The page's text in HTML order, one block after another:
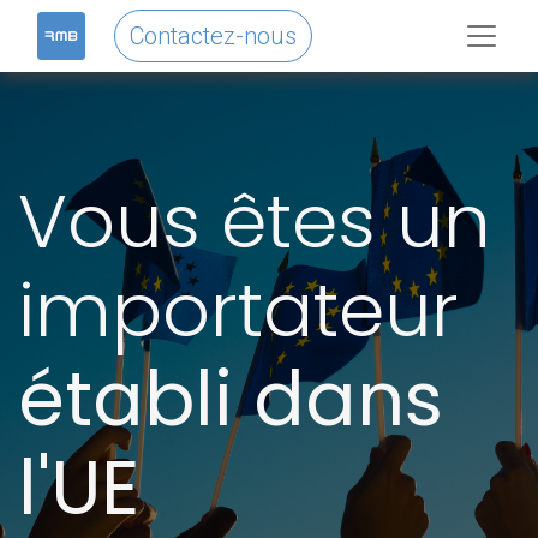
Contactez-nous
Vous êtes un
importateur
établi dans
l'UE